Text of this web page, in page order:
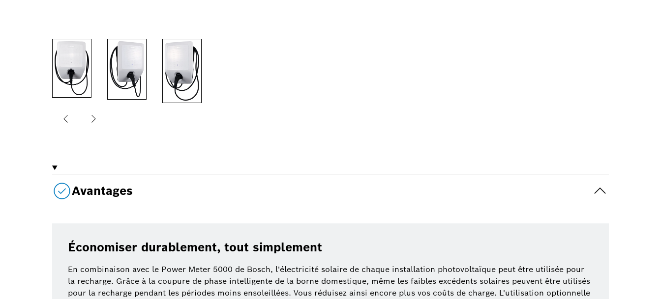
Avantages
Économiser durablement, tout simplement
En combinaison avec le Power Meter 5000 de Bosch, l'électricité solaire de chaque installation photovoltaïque peut être utilisée pour
la recharge. Grâce à la coupure de phase intelligente de la borne domestique, même les faibles excédents solaires peuvent être utilisés
pour la recharge pendant les périodes moins ensoleillées. Vous réduisez ainsi encore plus vos coûts de charge. L'utilisation optionnelle